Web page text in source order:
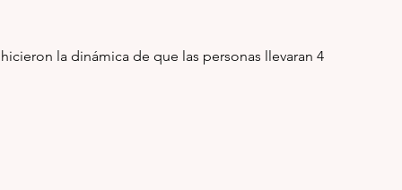
la dinámica de que las personas llevaran 4